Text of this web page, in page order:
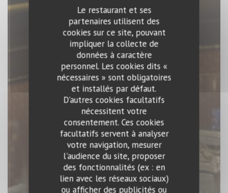
Le restaurant et ses
partenaires utilisent des
cookies sur ce site, pouvant
impliquer la collecte de
données à caractère
personnel. Les cookies dits «
nécessaires » sont obligatoires
et installés par défaut.
D'autres cookies facultatifs
nécessitent votre
consentement. Ces cookies
facultatifs servent à analyser
votre navigation, mesurer
l'audience du site, proposer
des fonctionnalités (ex : en
lien avec les réseaux sociaux)
ou afficher des publicités ou
Le Petit Sommelier